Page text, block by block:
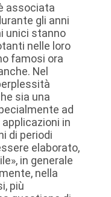
associata
gli anni
unici stanno
nelle loro
famosi ora
Nel
sia una
ad
in
di periodi
elaborato,
in generale
nella
più